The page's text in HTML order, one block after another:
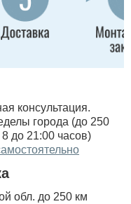
консультация.
города (до 250
до 21:00 часов)
обл. до 250 км